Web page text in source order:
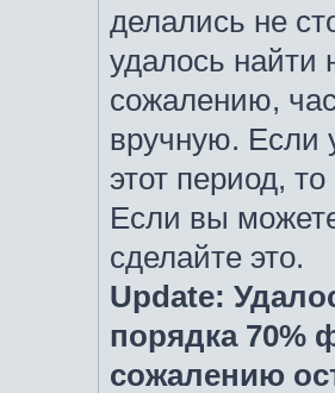
делались не
удалось найти
сожалению,
вручную. Если
этот период,
Если вы
сделайте это.
Update:
порядка 70%
сожалению